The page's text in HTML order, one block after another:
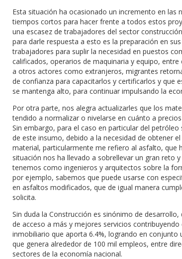
Esta situación ha ocasionado un incremento en las
tiempos cortos para hacer frente a todos estos
una escasez de trabajadores del sector
para darle respuesta a esto es la preparación en
trabajadores para suplir la necesidad en puestos
calificados, operarios de maquinaria y equipo,
a otros actores como extranjeros, migrantes
de confianza para capacitarlos y certificarlos y que
se mantenga alto, para continuar impulsando la
Por otra parte, nos alegra actualizarles que los
tendido a normalizar o nivelarse en cuánto a
Sin embargo, para el caso en particular del
de este insumo, debido a la necesidad de obtener
material, particularmente me refiero al asfalto, que
situación nos ha llevado a sobrellevar un gran reto
tenemos como ingenieros y arquitectos sobre la
por ejemplo, sabemos que puede usarse con
en asfaltos modificados, que de igual manera
solicita.
Sin duda la Construcción es sinónimo de
de acceso a más y mejores servicios
inmobiliario que aporta 6.4%, logrando en conjunto
que genera alrededor de 100 mil empleos, entre
sectores de la economía nacional.